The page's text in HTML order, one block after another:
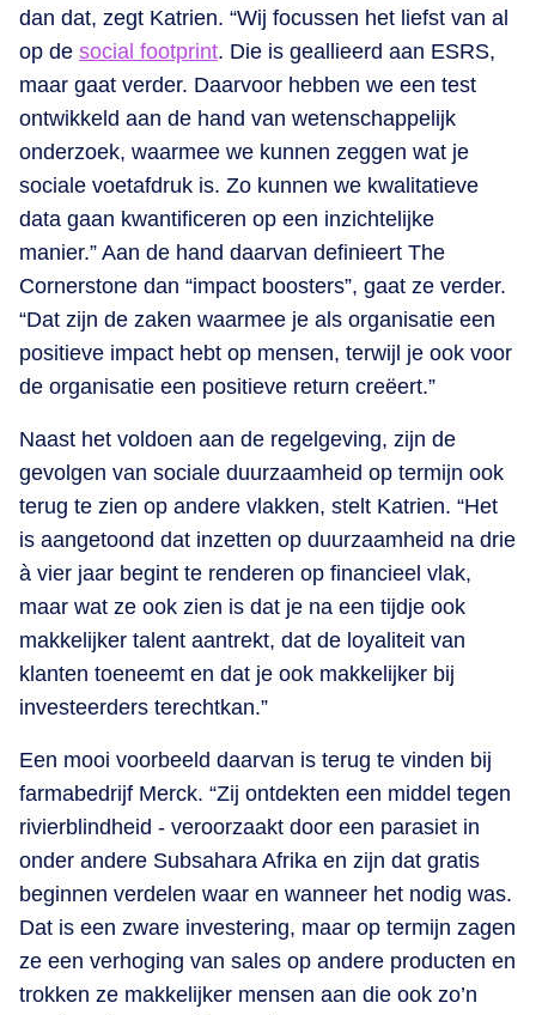
dan dat, zegt Katrien. “Wij focussen het liefst van al
op de social footprint. Die is geallieerd aan ESRS,
maar gaat verder. Daarvoor hebben we een test
ontwikkeld aan de hand van wetenschappelijk
onderzoek, waarmee we kunnen zeggen wat je
sociale voetafdruk is. Zo kunnen we kwalitatieve
data gaan kwantificeren op een inzichtelijke
manier.” Aan de hand daarvan definieert The
Cornerstone dan “impact boosters”, gaat ze verder.
“Dat zijn de zaken waarmee je als organisatie een
positieve impact hebt op mensen, terwijl je ook voor
de organisatie een positieve return creëert.”
Naast het voldoen aan de regelgeving, zijn de
gevolgen van sociale duurzaamheid op termijn ook
terug te zien op andere vlakken, stelt Katrien. “Het
is aangetoond dat inzetten op duurzaamheid na drie
à vier jaar begint te renderen op financieel vlak,
maar wat ze ook zien is dat je na een tijdje ook
makkelijker talent aantrekt, dat de loyaliteit van
klanten toeneemt en dat je ook makkelijker bij
investeerders terechtkan.”
Een mooi voorbeeld daarvan is terug te vinden bij
farmabedrijf Merck. “Zij ontdekten een middel tegen
rivierblindheid - veroorzaakt door een parasiet in
onder andere Subsahara Afrika en zijn dat gratis
beginnen verdelen waar en wanneer het nodig was.
Dat is een zware investering, maar op termijn zagen
ze een verhoging van sales op andere producten en
trokken ze makkelijker mensen aan die ook zo’n